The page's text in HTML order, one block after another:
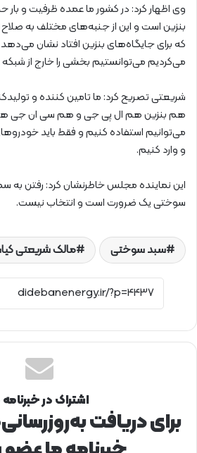
وی اظهار کرد: در کشور ما عمده ظرفیت و
بنزین است و این از جنبه‌های مختلف به
که برای جایگاه‌های بنزین افتاد نشان
می‌کردیم می‌توانستیم بخشی را خارج از شبکه
شریعتی تصریح کرد: ما تامین کننده و
هم بنزین هم ال پی جی و هم سی ان جی
می‌توانیم استفاده کنیم و فقط باید
و وارد کنیم.
این نماینده مجلس خاطرنشان کرد: رفتن به
سوختی یک ضرورت است و انتخاب نیست.
سبد سوختی مالک شریعتی
اشتراک در خبرنامه
برای دریافت